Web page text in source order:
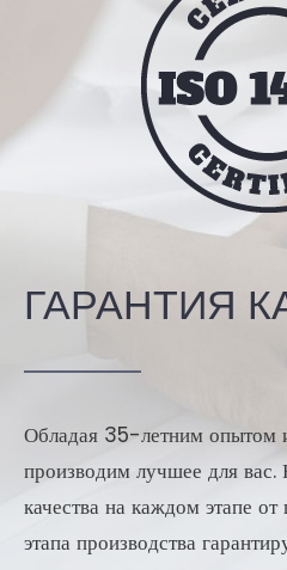
ГАРАНТИЯ
Обладая 35-летним опытом
производим лучшее для вас.
качества на каждом этапе
этапа производства